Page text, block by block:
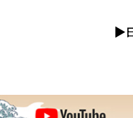
▶︎